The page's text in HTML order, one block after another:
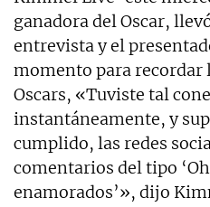
ganadora del Oscar,
entrevista y el
momento para recordar
Oscars, «Tuviste tal
instantáneamente, y
cumplido, las redes
comentarios del tipo
enamorados’», dijo